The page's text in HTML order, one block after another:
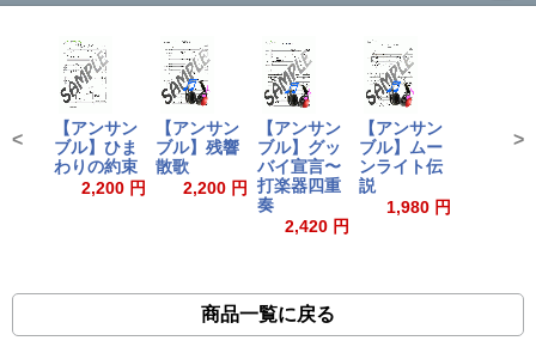
【アンサン
ブル】ひま
わりの約束
2,200 円
【アンサン
ブル】残響
散歌
2,200 円
【アンサン
ブル】グッ
バイ宣言〜
打楽器四重
奏
2,420 円
【アンサン
ブル】ムー
ンライト伝
説
1,980 円
< >
商品一覧に戻る